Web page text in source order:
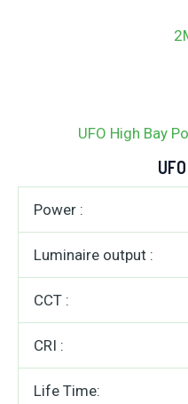
UFO High Bay
Power :
Luminaire output :
CCT :
CRI :
Life Time: